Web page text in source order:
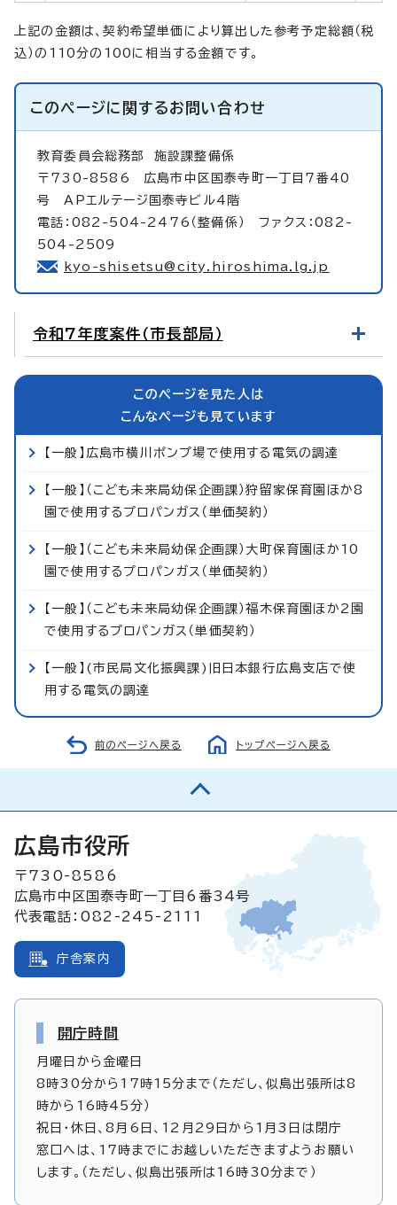
上記の金額は、契約希望単価により算出した参考予定総額（税
込）の110分の100に相当する金額です。
このページに関するお問い合わせ
教育委員会総務部 施設課整備係
〒730-8586 広島市中区国泰寺町一丁目7番40
号 APエルテージ国泰寺ビル4階
電話：082-504-2476（整備係） ファクス：082-
504-2509
kyo-shisetsu@city.hiroshima.lg.jp
令和7年度案件（市長部局）
このページを見た人は
こんなページも見ています
【一般】広島市横川ポンプ場で使用する電気の調達
【一般】（こども未来局幼保企画課）狩留家保育園ほか8
園で使用するプロパンガス（単価契約）
【一般】（こども未来局幼保企画課）大町保育園ほか10
園で使用するプロパンガス（単価契約）
【一般】（こども未来局幼保企画課）福木保育園ほか2園
で使用するプロパンガス（単価契約）
【一般】(市民局文化振興課)旧日本銀行広島支店で使
用する電気の調達
前のページへ戻る トップページへ戻る
広島市役所
〒730-8586
広島市中区国泰寺町一丁目6番34号
代表電話：082-245-2111
庁舎案内
開庁時間
月曜日から金曜日
8時30分から17時15分まで（ただし、似島出張所は8
時から16時45分）
祝日・休日、8月6日、12月29日から1月3日は閉庁
窓口へは、17時までにお越しいただきますようお願い
します。（ただし、似島出張所は16時30分まで）